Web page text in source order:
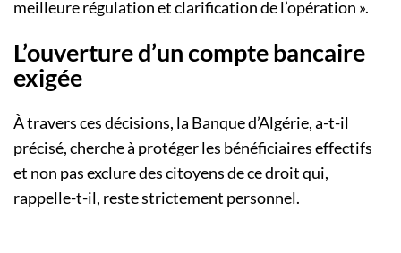
meilleure régulation et clarification de l’opération ».
L’ouverture d’un compte bancaire
exigée
À travers ces décisions, la Banque d’Algérie, a-t-il
précisé, cherche à protéger les bénéficiaires effectifs
et non pas exclure des citoyens de ce droit qui,
rappelle-t-il, reste strictement personnel.